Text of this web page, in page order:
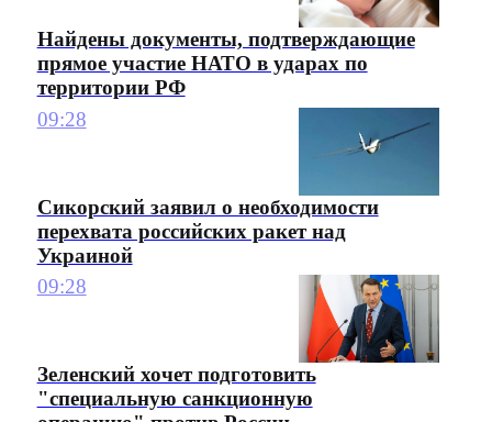
Найдены документы, подтверждающие
прямое участие НАТО в ударах по
территории РФ
09:28
Сикорский заявил о необходимости
перехвата российских ракет над
Украиной
09:28
Зеленский хочет подготовить
"специальную санкционную